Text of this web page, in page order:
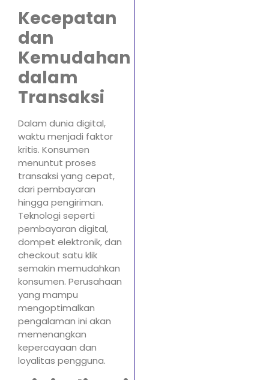
Kecepatan
dan
Kemudahan
dalam
Transaksi
Dalam dunia digital,
waktu menjadi faktor
kritis. Konsumen
menuntut proses
transaksi yang cepat,
dari pembayaran
hingga pengiriman.
Teknologi seperti
pembayaran digital,
dompet elektronik, dan
checkout satu klik
semakin memudahkan
konsumen. Perusahaan
yang mampu
mengoptimalkan
pengalaman ini akan
memenangkan
kepercayaan dan
loyalitas pengguna.